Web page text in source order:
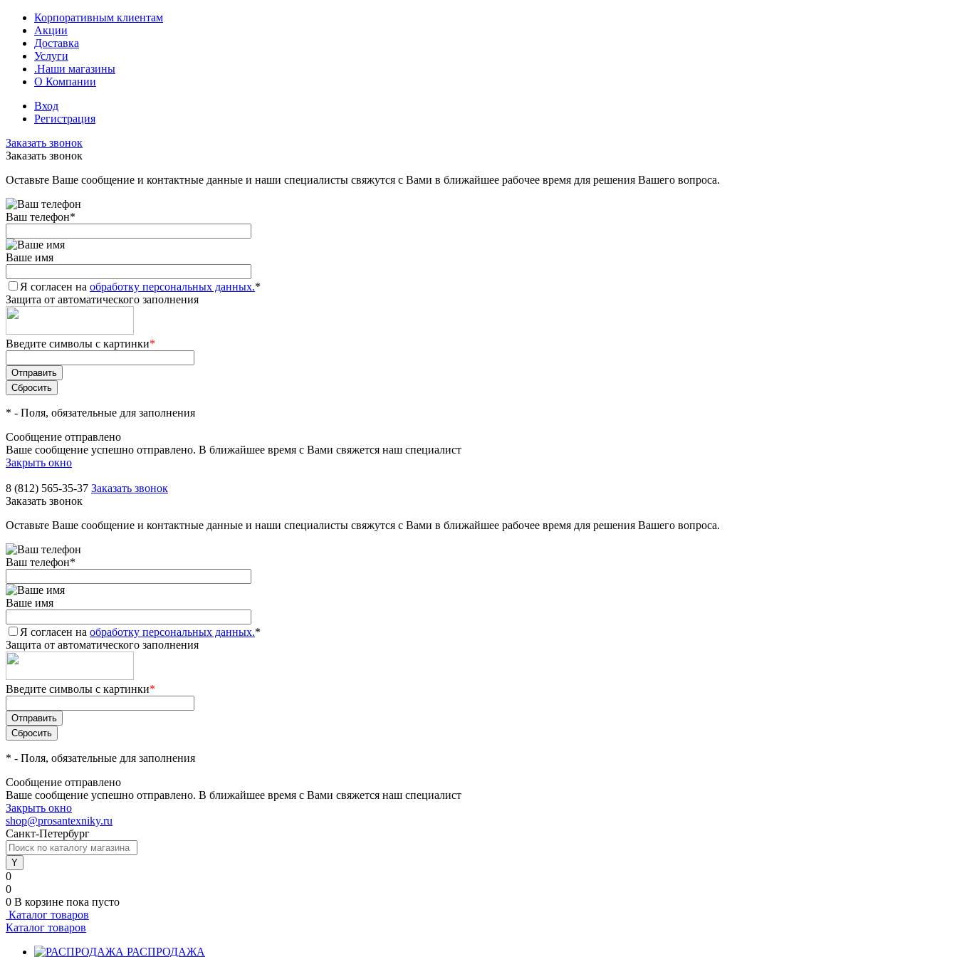
Корпоративным клиентам
Акции
Доставка
Услуги
.Наши магазины
О Компании
Вход
Регистрация
Заказать звонок
Заказать звонок
Оставьте Ваше сообщение и контактные данные и наши специалисты свяжутся с Вами в ближайшее рабочее время для решения Вашего вопроса.
Ваш телефон*
Ваше имя
Я согласен на обработку персональных данных.*
Защита от автоматического заполнения
Введите символы с картинки*
* - Поля, обязательные для заполнения
Сообщение отправлено
Ваше сообщение успешно отправлено. В ближайшее время с Вами свяжется наш специалист
Закрыть окно
8 (812) 565-35-37 Заказать звонок
Заказать звонок
Оставьте Ваше сообщение и контактные данные и наши специалисты свяжутся с Вами в ближайшее рабочее время для решения Вашего вопроса.
Ваш телефон*
Ваше имя
Я согласен на обработку персональных данных.*
Защита от автоматического заполнения
Введите символы с картинки*
* - Поля, обязательные для заполнения
Сообщение отправлено
Ваше сообщение успешно отправлено. В ближайшее время с Вами свяжется наш специалист
Закрыть окно
shop@prosantexniky.ru
Санкт-Петербург
0
0
0 В корзине пока пусто
Каталог товаров
Каталог товаров
РАСПРОДАЖА